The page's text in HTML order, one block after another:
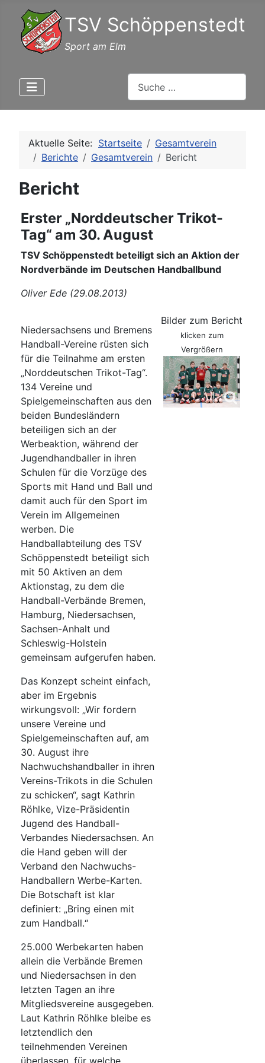
TSV Schöppenstedt
Sport am Elm
Aktuelle Seite: Startseite
Gesamtverein
Berichte
Gesamtverein Bericht
Bericht
Erster „Norddeutscher Trikot-
Tag“ am 30. August
TSV Schöppenstedt beteiligt sich an Aktion der
Nordverbände im Deutschen Handballbund
Oliver Ede (29.08.2013)
Niedersachsens und Bremens
Handball-Vereine rüsten sich
für die Teilnahme am ersten
„Norddeutschen Trikot-Tag“.
134 Vereine und
Spielgemeinschaften aus den
beiden Bundesländern
beteiligen sich an der
Werbeaktion, während der
Jugendhandballer in ihren
Schulen für die Vorzüge des
Sports mit Hand und Ball und
damit auch für den Sport im
Verein im Allgemeinen
werben. Die
Handballabteilung des TSV
Schöppenstedt beteiligt sich
mit 50 Aktiven an dem
Aktionstag, zu dem die
Handball-Verbände Bremen,
Hamburg, Niedersachsen,
Sachsen-Anhalt und
Schleswig-Holstein
gemeinsam aufgerufen haben.
Das Konzept scheint einfach,
aber im Ergebnis
wirkungsvoll: „Wir fordern
unsere Vereine und
Spielgemeinschaften auf, am
30. August ihre
Nachwuchshandballer in ihren
Vereins-Trikots in die Schulen
zu schicken“, sagt Kathrin
Röhlke, Vize-Präsidentin
Jugend des Handball-
Verbandes Niedersachsen. An
die Hand geben will der
Verband den Nachwuchs-
Handballern Werbe-Karten.
Die Botschaft ist klar
definiert: „Bring einen mit
zum Handball.“
25.000 Werbekarten haben
allein die Verbände Bremen
und Niedersachsen in den
letzten Tagen an ihre
Mitgliedsvereine ausgegeben.
Laut Kathrin Röhlke bleibe es
letztendlich den
teilnehmenden Vereinen
Bilder zum Bericht
klicken zum
Vergrößern